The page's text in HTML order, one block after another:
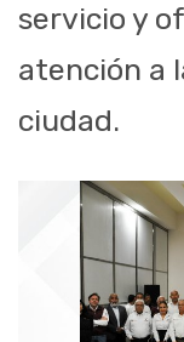
servicio y
atención a
ciudad.